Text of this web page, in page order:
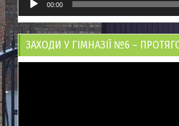
00:00
ЗАХОДИ У ГІМНАЗІЇ №6 –